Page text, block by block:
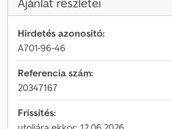
Hirdetés azonosító:
A701-96-46
Referencia szám:
20347167
Frissítés: